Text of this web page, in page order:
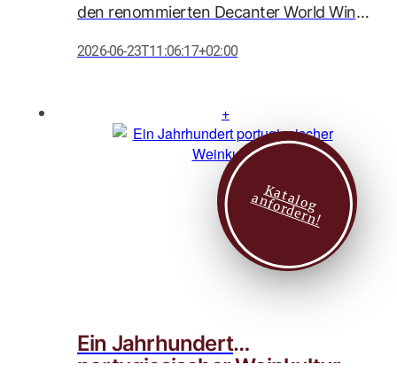
den renommierten Decanter World Wine
Barolo DOCG Comune di Serralunga
d'Alba 2021, der mit beeindruckenden 95
Punkten ausgezeichnet wurde und damit
zu den Spitzenweinen des Wettbewerbs
2026-06-23T11:06:17+02:00
Ein Jahrhundert
portugiesischer Weinkultur
K
a
t
a
l
o
g
a
n
f
o
r
d
e
r
n
!